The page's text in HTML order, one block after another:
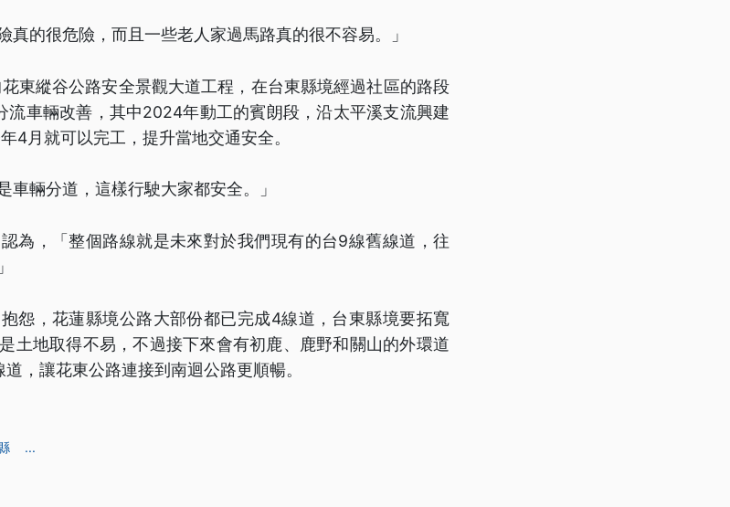
真的很危險，而且一些老人家過馬路真的很不容易。」
東縱谷公路安全景觀大道工程，在台東縣境經過社區的路段
流車輛改善，其中2024年動工的賓朗段，沿太平溪支流興建
4月就可以完工，提升當地交通安全。
輛分道，這樣行駛大家都安全。」
為，「整個路線就是未來對於我們現有的台9線舊線道，往
怨，花蓮縣境公路大部份都已完成4線道，台東縣境要拓寬
土地取得不易，不過接下來會有初鹿、鹿野和關山的外環道
，讓花東公路連接到南迴公路更順暢。
...